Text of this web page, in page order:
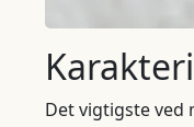
Det vigtigste ved